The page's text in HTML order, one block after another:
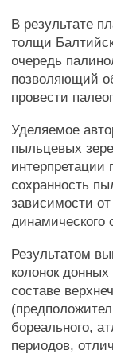
В результате
толщи
очередь
позволяющий
провести
Уделяемое
пыльцевых
интерпретации
сохранность
зависимости
динамического
Результатом
колонок
составе
бореального,
периодов,